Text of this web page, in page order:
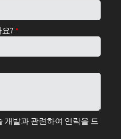
? *
개발과 관련하여 연락을 드